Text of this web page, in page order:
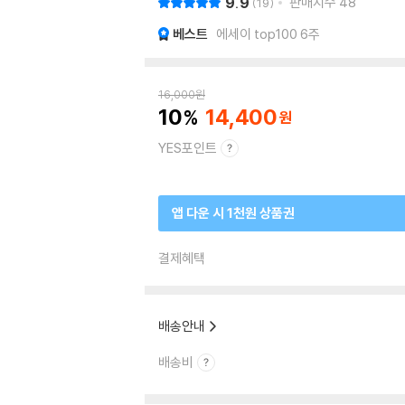
베스트 에세이 top100 6주
16,000원
10 14,400
YES포인트
앱 다운 시 1천원 상품권
결제혜택
배송안내
배송비